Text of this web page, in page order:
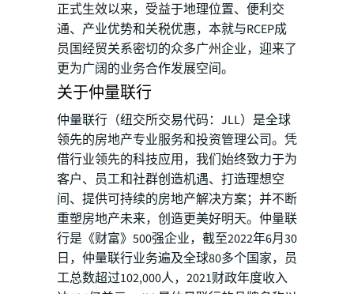
正式生效以来，受益于地理位置、便利交
通、产业优势和关税优惠，本就与RCEP成
员国经贸关系密切的众多广州企业，迎来了
更为广阔的业务合作发展空间。
关于仲量联行
仲量联行（纽交所交易代码：JLL）是全球
领先的房地产专业服务和投资管理公司。凭
借行业领先的科技应用，我们始终致力于为
客户、员工和社群创造机遇、打造理想空
间、提供可持续的房地产解决方案；并不断
重塑房地产未来，创造更美好明天。仲量联
行是《财富》500强企业，截至2022年6月30
日，仲量联行业务遍及全球80多个国家，员
工总数超过102,000人，2021财政年度收入